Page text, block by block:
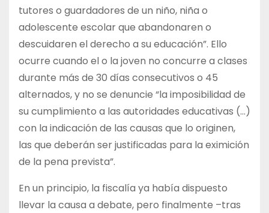
tutores o guardadores de un niño, niña o
adolescente escolar que abandonaren o
descuidaren el derecho a su educación”. Ello
ocurre cuando el o la joven no concurre a clases
durante más de 30 días consecutivos o 45
alternados, y no se denuncie “la imposibilidad de
su cumplimiento a las autoridades educativas (…)
con la indicación de las causas que lo originen,
las que deberán ser justificadas para la eximición
de la pena prevista”.
En un principio, la fiscalía ya había dispuesto
llevar la causa a debate, pero finalmente –tras